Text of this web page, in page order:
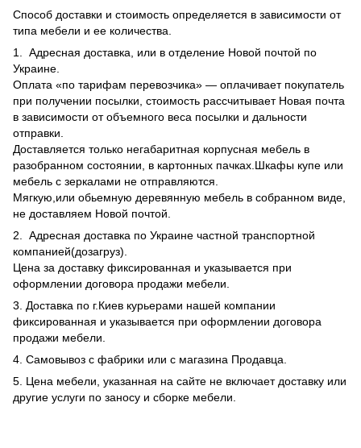
Способ доставки и стоимость определяется в зависимости от
типа мебели и ее количества.
1. Адресная доставка, или в отделение Новой почтой по
Украине.
Оплата «по тарифам перевозчика» — оплачивает покупатель
при получении посылки, стоимость рассчитывает Новая почта
в зависимости от объемного веса посылки и дальности
отправки.
Доставляется только негабаритная корпусная мебель в
разобранном состоянии, в картонных пачках.Шкафы купе или
мебель с зеркалами не отправляются.
Мягкую,или обьемную деревянную мебель в собранном виде,
не доставляем Новой почтой.
2. Адресная доставка по Украине частной транспортной
компанией(дозагруз).
Цена за доставку фиксированная и указывается при
оформлении договора продажи мебели.
3. Доставка по г.Киев курьерами нашей компании
фиксированная и указывается при оформлении договора
продажи мебели.
4. Самовывоз с фабрики или с магазина Продавца.
5. Цена мебели, указанная на сайте не включает доставку или
другие услуги по заносу и сборке мебели.